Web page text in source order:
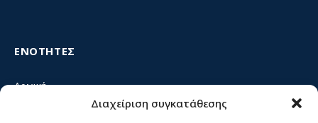
Διαχείριση συγκατάθεσης
ΕΝΟΤΗΤΕΣ
Αρχική
Κίνημα ΝΙΚΗ – Ποιοι είμαστε, αρχές & δράση